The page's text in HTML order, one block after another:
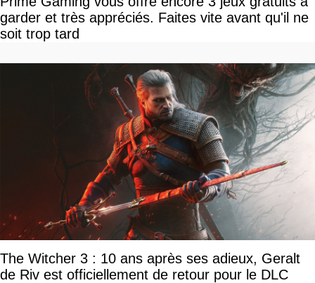
garder et très appréciés. Faites vite avant qu'il ne
soit trop tard
The Witcher 3 : 10 ans après ses adieux, Geralt
de Riv est officiellement de retour pour le DLC